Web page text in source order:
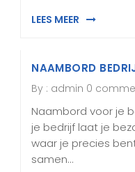
LEES MEER
NAAMBORD
By : admin 0
Naambord voor je
je bedrijf laat je
waar je precies
samen…